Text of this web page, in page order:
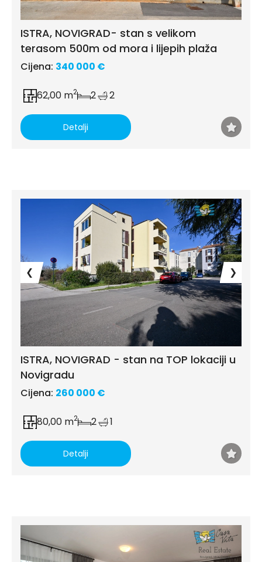
ISTRA, NOVIGRAD- stan s velikom
terasom 500m od mora i lijepih plaža
Cijena: 340 000 €
62,00 m2 2 2
Detalji
❮ ❯
ISTRA, NOVIGRAD - stan na TOP lokaciji u
Novigradu
Cijena: 260 000 €
80,00 m2 2 1
Detalji